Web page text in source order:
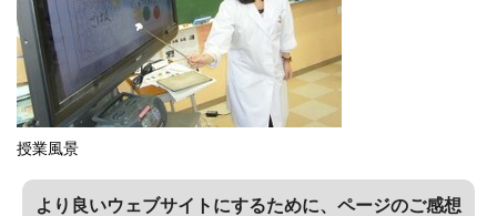
授業風景
より良いウェブサイトにするために、ページのご感想